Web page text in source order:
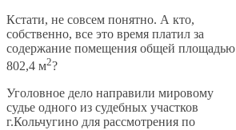
Кстати, не совсем понятно. А кто,
собственно, все это время платил за
содержание помещения общей площадью
802,4 м2?
Уголовное дело направили мировому
судье одного из судебных участков
г.Кольчугино для рассмотрения по